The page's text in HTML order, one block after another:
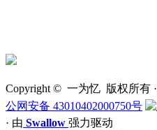
Copyright © 一为忆 版权所有 ·
公网安备 43010402000750号
· 由 Swallow 强力驱动